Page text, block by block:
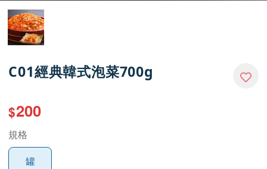
C01經典韓式泡菜700g
$200
規格
罐